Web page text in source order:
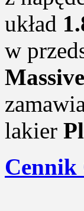
układ
w
lakier
Cennik